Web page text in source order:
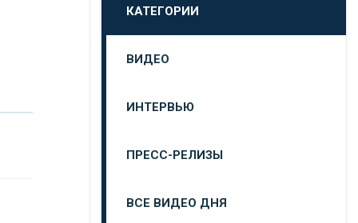
КАТЕГОРИИ
ВИДЕО
ИНТЕРВЬЮ
ПРЕСС-РЕЛИЗЫ
ВСЕ ВИДЕО ДНЯ